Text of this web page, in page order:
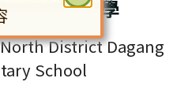
港國民小學
District Dagang
School
啟。請使用 Tab 鍵在